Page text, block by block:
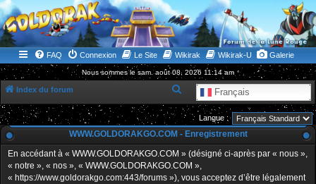
WWW.GOLDORAKGO.COM
le site de la Lune Rouge
FAQ Connexion Le Site Wikirak Wikirak-U Galerie
Nous sommes le sam. août 08, 2026 11:14 am
Index du forum Français
e
c
h
e
Langue :
WWW.GOLDORAKGO.COM - Enregistrement
En accédant à « WWW.GOLDORAKGO.COM » (désigné ci-après par « nous »,
« notre », « nos », « WWW.GOLDORAKGO.COM »,
« https://www.goldorakgo.com:443/forums »), vous acceptez d’être légalement